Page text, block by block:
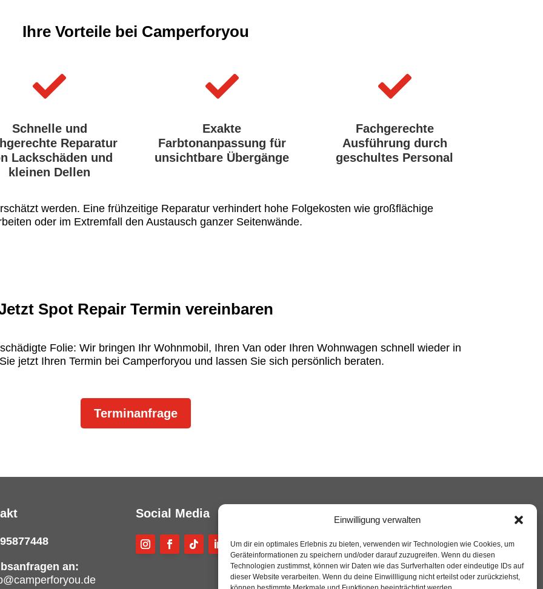
Einwilligung verwalten
Um dir ein optimales Erlebnis zu bieten, verwenden wir Technologien wie Cookies, um
Geräteinformationen zu speichern und/oder darauf zuzugreifen. Wenn du diesen
Technologien zustimmst, können wir Daten wie das Surfverhalten oder eindeutige IDs auf
dieser Website verarbeiten. Wenn du deine Einwillligung nicht erteilst oder zurückziehst,
Ihre Vorteile bei Camperforyou

Schnelle und
Reparatur
Lackschäden und
kleinen Dellen

Exakte
Farbtonanpassung für
unsichtbare Übergänge

Fachgerechte
Ausführung durch
geschultes Personal
werden. Eine frühzeitige Reparatur verhindert hohe Folgekosten wie großflächige
oder im Extremfall den Austausch ganzer Seitenwände.
Spot Repair Termin vereinbaren
Folie: Wir bringen Ihr Wohnmobil, Ihren Van oder Ihren Wohnwagen schnell wieder in
jetzt Ihren Termin bei Camperforyou und lassen Sie sich persönlich beraten.
Terminanfrage
an:
Social Media Rechtliches
Impressum
Datenschutzerklärung